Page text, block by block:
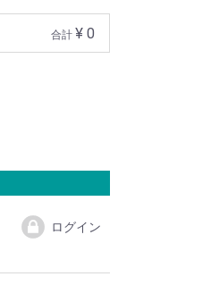
合計 ¥ 0
ログイン